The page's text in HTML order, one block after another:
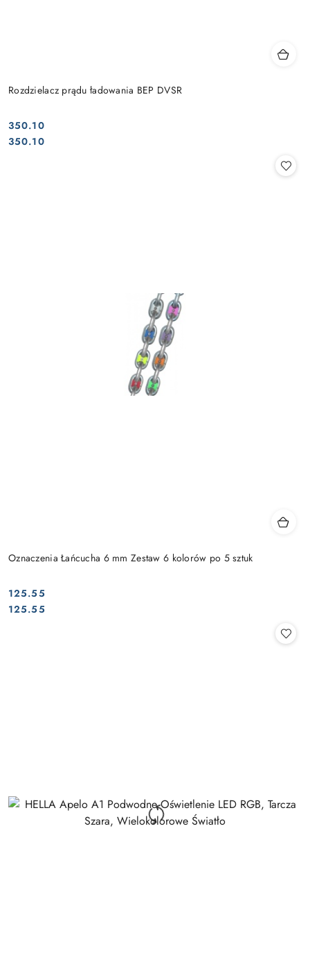
Rozdzielacz prądu ładowania BEP DVSR
Cena:
350.10
Cena:
350.10
Oznaczenia Łańcucha 6 mm Zestaw 6 kolorów po 5 sztuk
Cena:
125.55
Cena:
125.55